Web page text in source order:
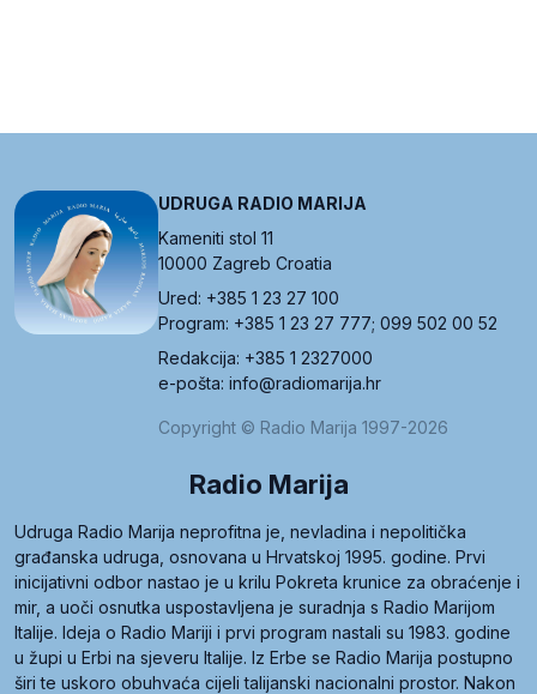
UDRUGA RADIO MARIJA
Kameniti stol 11
10000 Zagreb Croatia
Ured: +385 1 23 27 100
Program: +385 1 23 27 777; 099 502 00 52
Redakcija: +385 1 2327000
e-pošta: info@radiomarija.hr
Copyright © Radio Marija 1997-2026
Radio Marija
Udruga Radio Marija neprofitna je, nevladina i nepolitička
građanska udruga, osnovana u Hrvatskoj 1995. godine. Prvi
inicijativni odbor nastao je u krilu Pokreta krunice za obraćenje i
mir, a uoči osnutka uspostavljena je suradnja s Radio Marijom
Italije. Ideja o Radio Mariji i prvi program nastali su 1983. godine
u župi u Erbi na sjeveru Italije. Iz Erbe se Radio Marija postupno
širi te uskoro obuhvaća cijeli talijanski nacionalni prostor. Nakon